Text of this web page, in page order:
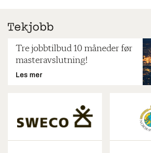
Tre jobbtilbud 10 måneder før
masteravslutning!
Les mer